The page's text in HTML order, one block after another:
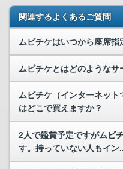
関連するよくあるご質問
ムビチケはいつから座席指
ムビチケとはどのようなサ
ムビチケ（インターネット
はどこで買えますか？
2人で鑑賞予定ですがムビ
す。持っていない人もイン